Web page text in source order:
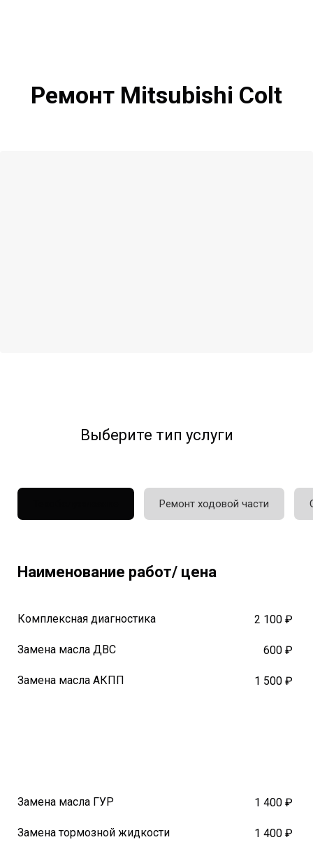
Ремонт Mitsubishi Colt
Выберите тип услуги
Ремонт ходовой части
Наименование работ/ цена
Комплексная диагностика 2 100 ₽
Замена масла ДВС 600 ₽
Замена масла АКПП 1 500 ₽
Замена масла ГУР 1 400 ₽
Замена тормозной жидкости 1 400 ₽